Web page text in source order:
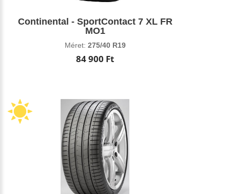
Continental - SportContact 7 XL FR
MO1
Méret: 275/40 R19
84 900 Ft